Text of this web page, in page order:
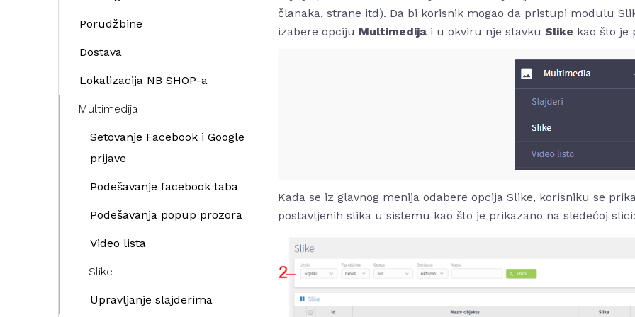
Porudžbine
Dostava
Lokalizacija NB SHOP-a
Multimedija
Setovanje Facebook i Google
prijave
Podešavanje facebook taba
Podešavanja popup prozora
Video lista
Slike
Upravljanje slajderima
članaka, strane itd). Da bi korisnik mogao da pristupi modulu
izabere opciju Multimedija i u okviru nje stavku Slike kao što je
Kada se iz glavnog menija odabere opcija Slike, korisniku se
postavljenih slika u sistemu kao što je prikazano na sledećoj slici: